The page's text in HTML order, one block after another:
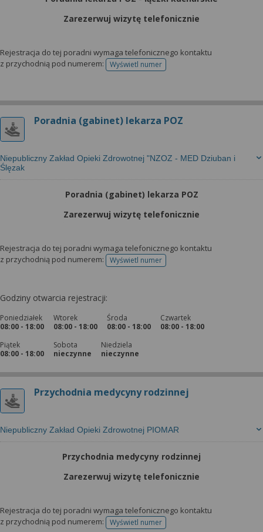
Zarezerwuj wizytę telefonicznie
Rejestracja do tej poradni wymaga telefonicznego kontaktu
z przychodnią pod numerem:
Wyświetl numertelefonu do rejestracji
Poradnia (gabinet) lekarza POZ
Niepubliczny Zakład Opieki Zdrowotnej "NZOZ - MED Dziuban i
Ślęzak
Poradnia (gabinet) lekarza POZ
Zarezerwuj wizytę telefonicznie
Rejestracja do tej poradni wymaga telefonicznego kontaktu
z przychodnią pod numerem:
Wyświetl numertelefonu do rejestracji
Godziny otwarcia rejestracji:
Poniedziałek
08:00 - 18:00
Wtorek
08:00 - 18:00
Środa
08:00 - 18:00
Czwartek
08:00 - 18:00
Piątek
08:00 - 18:00
Sobota
nieczynne
Niedziela
nieczynne
Przychodnia medycyny rodzinnej
Niepubliczny Zakład Opieki Zdrowotnej PIOMAR
Przychodnia medycyny rodzinnej
Zarezerwuj wizytę telefonicznie
Rejestracja do tej poradni wymaga telefonicznego kontaktu
z przychodnią pod numerem:
Wyświetl numertelefonu do rejestracji